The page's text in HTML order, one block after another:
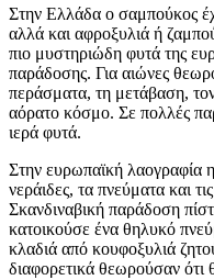
Στην Ελλάδα ο σαμπούκος
αλλά και αφροξυλιά ή
πιο μυστηριώδη φυτά της
παράδοσης. Για αιώνες
περάσματα, τη μετάβαση,
αόρατο κόσμο. Σε πολλές
ιερά φυτά.
Στην ευρωπαϊκή λαογραφία
νεράιδες, τα πνεύματα και
Σκανδιναβική παράδοση
κατοικούσε ένα θηλυκό
κλαδιά από κουφοξυλιά
διαφορετικά θεωρούσαν ότι